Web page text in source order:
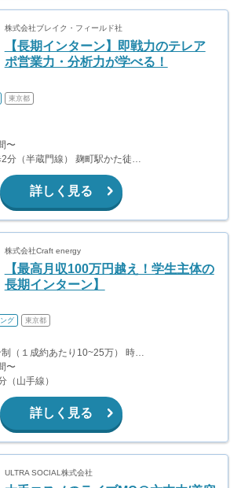
株式会社ブレイク・フィールド社
【長期インターン】即戦力のテレア
ポ営業力・分析力が学べる！
東京都
〜
詳しく見る
株式会社Craft energy
【最高月収100万円越え！学生主体の
長期インターン】
グ 東京都
フルコミッション制（１成約あたり10~25万） 時給換算で（2000円〜2500円）程度が目安となります。 月100万を稼ぐ学生多数在籍しています。 ■収入例 〇入社1か月目（早稲田大学2年生） 役職：アポインター 月間1契約×10万円＝10万円 ＋交通費 〇入社3か月目（明治大学2年生） 役職：アポインター 月間2契約×13万円＝26万円 ＋交通費 〇入社6か月目（慶應義塾大学3年生） 役職：アポインター 月間5契約×15万円＝75万円 ＋交通費 〇入社15か月目（東京大学3年生） 役職：クローザー 月間3契約×25万=75万円 ＋交通費 交通費支給あり
〜
（山手線）
詳しく見る
ULTRA SOCIAL株式会社